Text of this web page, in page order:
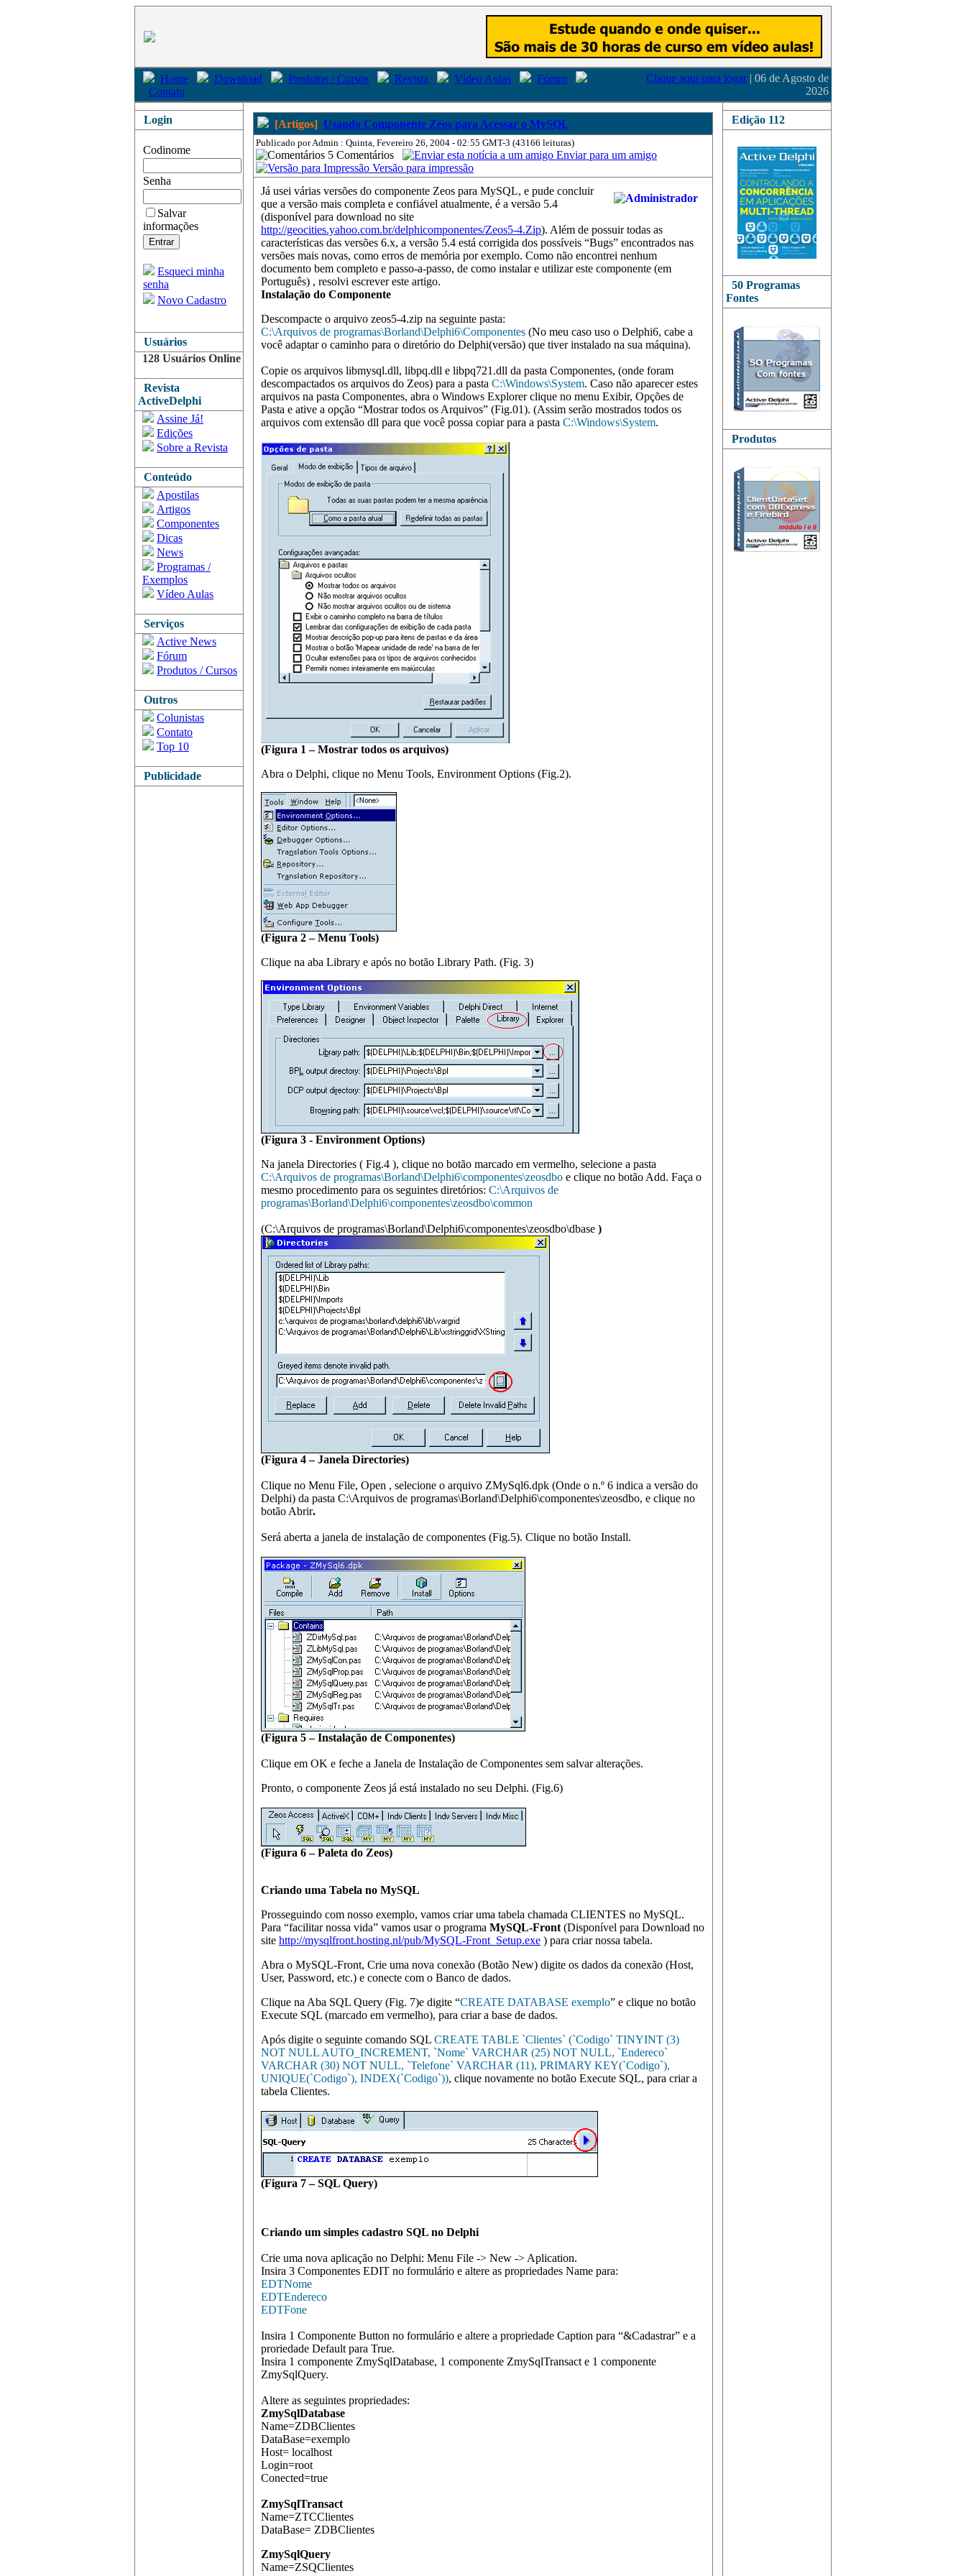
Home Download Produtos / Cursos Revista Vídeo Aulas
Fórum
Contato
Clique aqui para logar | 06 de Agosto de
2026
Login
Codinome
Senha
Salvar
informações
Esqueci minha
senha
Novo Cadastro
Usuários
128 Usuários Online
Revista
ActiveDelphi
Assine Já!
Edições
Sobre a Revista
Conteúdo
Apostilas
Artigos
Componentes
Dicas
News
Programas /
Exemplos
Vídeo Aulas
Serviços
Active News
Fórum
Produtos / Cursos
Outros
Colunistas
Contato
Top 10
Publicidade
[Artigos] Usando Componente Zeos para Acessar o MySQL
Publicado por Admin : Quinta, Fevereiro 26, 2004 - 02:55 GMT-3 (43166 leituras)
5 Comentários
Enviar para um amigo
Versão para impressão
Já usei várias versões do componente Zeos para MySQL, e pude concluir
que a versão mais completa e confiável atualmente, é a versão 5.4
(disponível para download no site
http://geocities.yahoo.com.br/delphicomponentes/Zeos5-4.Zip). Além de possuir todas as
características das versões 6.x, a versão 5.4 está corrigida dos possíveis “Bugs” encontrados nas
versões mais novas, como erros de memória por exemplo. Como não encontrei nenhum
documento bem completo e passo-a-passo, de como instalar e utilizar este componente (em
Português) , resolvi escrever este artigo.
Instalação do Componente
Descompacte o arquivo zeos5-4.zip na seguinte pasta:
C:\Arquivos de programas\Borland\Delphi6\Componentes (No meu caso uso o Delphi6, cabe a
você adaptar o caminho para o diretório do Delphi(versão) que tiver instalado na sua máquina).
Copie os arquivos libmysql.dll, libpq.dll e libpq721.dll da pasta Componentes, (onde foram
descompactados os arquivos do Zeos) para a pasta C:\Windows\System. Caso não aparecer estes
arquivos na pasta Componentes, abra o Windows Explorer clique no menu Exibir, Opções de
Pasta e ative a opção “Mostrar todos os Arquivos” (Fig.01). (Assim serão mostrados todos os
arquivos com extensão dll para que você possa copiar para a pasta C:\Windows\System.
(Figura 1 – Mostrar todos os arquivos)
Abra o Delphi, clique no Menu Tools, Environment Options (Fig.2).
(Figura 2 – Menu Tools)
Clique na aba Library e após no botão Library Path. (Fig. 3)
(Figura 3 - Environment Options)
Na janela Directories ( Fig.4 ), clique no botão marcado em vermelho, selecione a pasta
C:\Arquivos de programas\Borland\Delphi6\componentes\zeosdbo e clique no botão Add. Faça o
mesmo procedimento para os seguintes diretórios: C:\Arquivos de
programas\Borland\Delphi6\componentes\zeosdbo\common
(C:\Arquivos de programas\Borland\Delphi6\componentes\zeosdbo\dbase )
(Figura 4 – Janela Directories)
Clique no Menu File, Open , selecione o arquivo ZMySql6.dpk (Onde o n.º 6 indica a versão do
Delphi) da pasta C:\Arquivos de programas\Borland\Delphi6\componentes\zeosdbo, e clique no
botão Abrir.
Será aberta a janela de instalação de componentes (Fig.5). Clique no botão Install.
(Figura 5 – Instalação de Componentes)
Clique em OK e feche a Janela de Instalação de Componentes sem salvar alterações.
Pronto, o componente Zeos já está instalado no seu Delphi. (Fig.6)
(Figura 6 – Paleta do Zeos)
Criando uma Tabela no MySQL
Prosseguindo com nosso exemplo, vamos criar uma tabela chamada CLIENTES no MySQL.
Para “facilitar nossa vida” vamos usar o programa MySQL-Front (Disponível para Download no
site http://mysqlfront.hosting.nl/pub/MySQL-Front_Setup.exe ) para criar nossa tabela.
Abra o MySQL-Front, Crie uma nova conexão (Botão New) digite os dados da conexão (Host,
User, Password, etc.) e conecte com o Banco de dados.
Clique na Aba SQL Query (Fig. 7)e digite “CREATE DATABASE exemplo” e clique no botão
Execute SQL (marcado em vermelho), para criar a base de dados.
Após digite o seguinte comando SQL CREATE TABLE `Clientes` (`Codigo` TINYINT (3)
NOT NULL AUTO_INCREMENT, `Nome` VARCHAR (25) NOT NULL, `Endereco`
VARCHAR (30) NOT NULL, `Telefone` VARCHAR (11), PRIMARY KEY(`Codigo`),
UNIQUE(`Codigo`), INDEX(`Codigo`)), clique novamente no botão Execute SQL, para criar a
tabela Clientes.
(Figura 7 – SQL Query)
Criando um simples cadastro SQL no Delphi
Crie uma nova aplicação no Delphi: Menu File -> New -> Aplication.
Insira 3 Componentes EDIT no formulário e altere as propriedades Name para:
EDTNome
EDTEndereco
EDTFone
Insira 1 Componente Button no formulário e altere a propriedade Caption para “&Cadastrar” e a
proriedade Default para True.
Insira 1 componente ZmySqlDatabase, 1 componente ZmySqlTransact e 1 componente
ZmySqlQuery.
Altere as seguintes propriedades:
ZmySqlDatabase
Name=ZDBClientes
DataBase=exemplo
Host= localhost
Login=root
Conected=true
ZmySqlTransact
Name=ZTCClientes
DataBase= ZDBClientes
ZmySqlQuery
Name=ZSQClientes
Edição 112
50 Programas
Fontes
Produtos